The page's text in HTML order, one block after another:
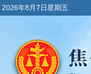
2026年8月7日星期五